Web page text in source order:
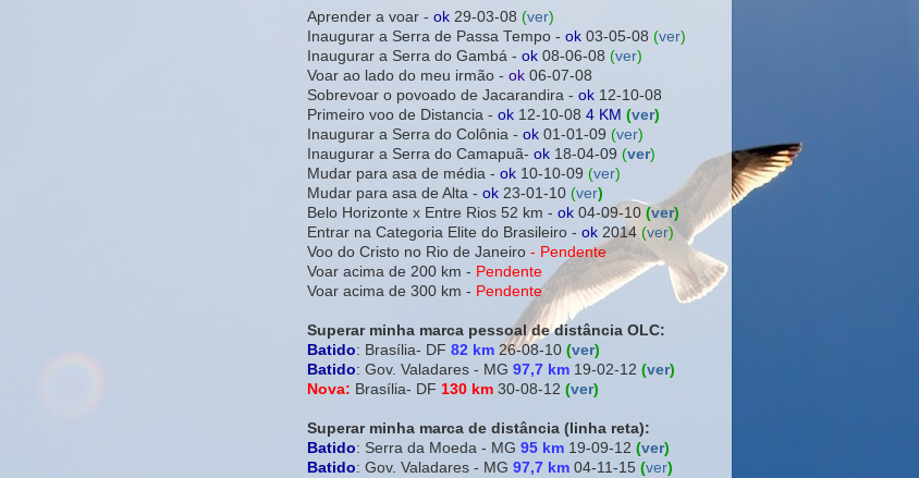
Aprender a voar - ok 29-03-08 (ver)
Inaugurar a Serra de Passa Tempo - ok 03-05-08 (ver)
Inaugurar a Serra do Gambá - ok 08-06-08 (ver)
Voar ao lado do meu irmão - ok 06-07-08
Sobrevoar o povoado de Jacarandira - ok 12-10-08
Primeiro voo de Distancia - ok 12-10-08 4 KM (ver)
Inaugurar a Serra do Colônia - ok 01-01-09 (ver)
Inaugurar a Serra do Camapuã- ok 18-04-09 (ver)
Mudar para asa de média - ok 10-10-09 (ver)
Mudar para asa de Alta - ok 23-01-10 (ver)
Belo Horizonte x Entre Rios 52 km - ok 04-09-10 (ver)
Entrar na Categoria Elite do Brasileiro - ok 2014 (ver)
Voo do Cristo no Rio de Janeiro - Pendente
Voar acima de 200 km - Pendente
Voar acima de 300 km - Pendente
Superar minha marca pessoal de distância OLC:
Batido: Brasília- DF 82 km 26-08-10 (ver)
Batido: Gov. Valadares - MG 97,7 km 19-02-12 (ver)
Nova: Brasília- DF 130 km 30-08-12 (ver)
Superar minha marca de distância (linha reta):
Batido: Serra da Moeda - MG 95 km 19-09-12 (ver)
Batido: Gov. Valadares - MG 97,7 km 04-11-15 (ver)